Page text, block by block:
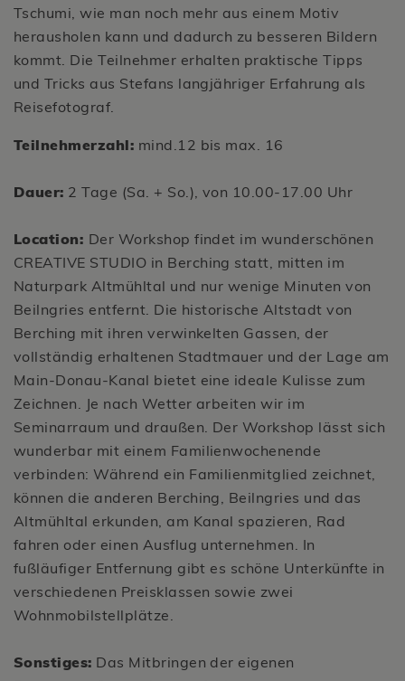
Tschumi, wie man noch mehr aus einem Motiv
herausholen kann und dadurch zu besseren Bildern
kommt. Die Teilnehmer erhalten praktische Tipps
und Tricks aus Stefans langjähriger Erfahrung als
Reisefotograf.
Teilnehmerzahl: mind.12 bis max. 16
Dauer: 2 Tage (Sa. + So.), von 10.00-17.00 Uhr
Location: Der Workshop findet im wunderschönen
CREATIVE STUDIO in Berching statt, mitten im
Naturpark Altmühltal und nur wenige Minuten von
Beilngries entfernt. Die historische Altstadt von
Berching mit ihren verwinkelten Gassen, der
vollständig erhaltenen Stadtmauer und der Lage am
Main-Donau-Kanal bietet eine ideale Kulisse zum
Zeichnen. Je nach Wetter arbeiten wir im
Seminarraum und draußen. Der Workshop lässt sich
wunderbar mit einem Familienwochenende
verbinden: Während ein Familienmitglied zeichnet,
können die anderen Berching, Beilngries und das
Altmühltal erkunden, am Kanal spazieren, Rad
fahren oder einen Ausflug unternehmen. In
fußläufiger Entfernung gibt es schöne Unterkünfte in
verschiedenen Preisklassen sowie zwei
Wohnmobilstellplätze.
Sonstiges: Das Mitbringen der eigenen